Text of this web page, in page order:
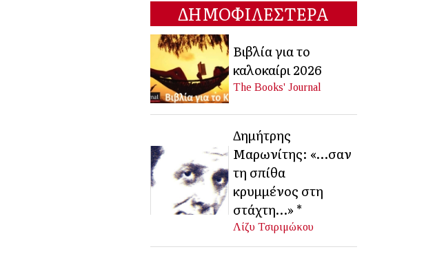
ΔΗΜΟΦΙΛΕΣΤΕΡΑ
Βιβλία για το
καλοκαίρι 2026
The Books' Journal
Δημήτρης
Μαρωνίτης: «…σαν
τη σπίθα
κρυμμένος στη
στάχτη…» *
Λίζυ Τσιριμώκου